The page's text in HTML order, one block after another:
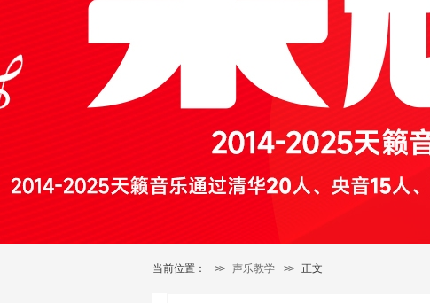
当前位置： >> 声乐教学 >> 正文